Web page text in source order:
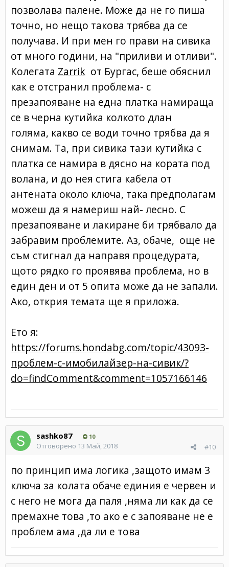
позволава палене. Може да не го пиша
точно, но нещо такова трябва да се
получава. И при мен го прави на сивика
от много години, на "приливи и отливи".
Колегата Zarrik от Бургас, беше обяснил
как е отстранил проблема- с
презапояване на една платка намираща
се в черна кутийка колкото длан
голяма, какво се води точно трябва да я
снимам. Та, при сивика тази кутийка с
платка се намира в дясно на кората под
волана, и до нея стига кабела от
антената около ключа, така предполагам
можеш да я намериш най- лесно. С
презапояване и лакиране би трябвало да
забравим проблемите. Аз, обаче, още не
съм стигнал да направя процедурата,
щото рядко го проявява проблема, но в
един ден и от 5 опита може да не запали.
Ако, открия темата ще я приложа.
Ето я:
https://forums.hondabg.com/topic/43093-
проблем-с-имобилайзер-на-сивик/?
do=findComment&comment=1057166146
sashko87 10
#10
Отговорено 13 Май, 2018
по принцип има логика ,защото имам 3
ключа за колата обаче единия е червен и
с него не мога да паля ,няма ли как да се
премахне това ,то ако е с запояване не е
проблем ама ,да ли е това